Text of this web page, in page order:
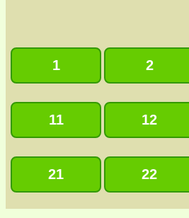
1 2
11 12
21 22